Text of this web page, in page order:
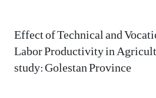
Effect of Technical and
Labor Productivity in
study: Golestan Province